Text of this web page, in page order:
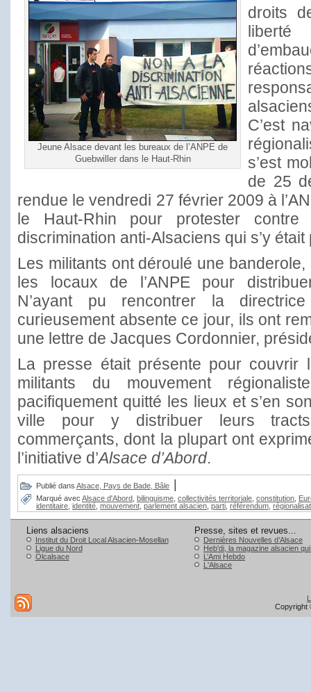
Jeune Alsace devant les bureaux de l’ANPE de
Guebwiller dans le Haut-Rhin
droits
C’est
s’est
de 25
rendue le vendredi 27 février 2009 à
le Haut-Rhin pour protester
discrimination anti-Alsaciens qui s’y était
Les militants ont déroulé une
les locaux de l’ANPE pour
N’ayant pu rencontrer la directrice
curieusement absente ce jour, ils ont
une lettre de Jacques Cordonnier,
La presse était présente pour couvrir
militants du mouvement
pacifiquement quitté les lieux et s’en
ville pour y distribuer leurs
commerçants, dont la plupart ont
l’initiative d’Alsace d’Abord.
Publié dans Alsace, Pays de Bade, Bâle |
Marqué avec Alsace d'Abord bilinguisme collectivités territoriale constitution
identitaire identité mouvement parlement alsacien parti référendum
Liens alsaciens
Institut du Droit Local Alsacien-Mosellan
Ligue du Nord
Olcalsace
Presse, sites et revues...
Dernières Nouvelles d’Alsace
Heb'di, la magazine alsacien
L’Ami Hebdo
L'Alsace
Copyright